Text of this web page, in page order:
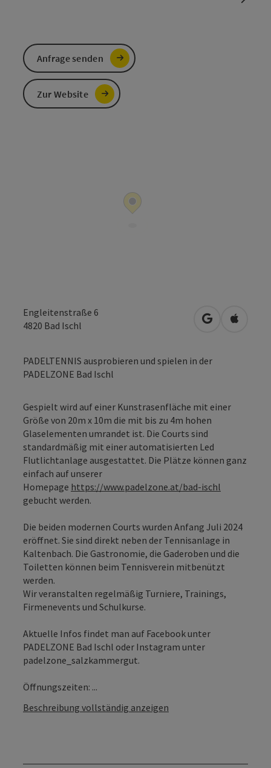
Engleitenstraße 6
4820 Bad Ischl in Google
in
PADELTENNIS ausprobieren und spielen in der
PADELZONE Bad Ischl
Gespielt wird auf einer Kunstrasenfläche mit einer
Größe von 20m x 10m die mit bis zu 4m hohen
Glaselementen umrandet ist. Die Courts sind
standardmäßig mit einer automatisierten Led
Flutlichtanlage ausgestattet. Die Plätze können ganz
einfach auf unserer
Homepage https://www.padelzone.at/bad-ischl
gebucht werden.
Die beiden modernen Courts wurden Anfang Juli 2024
eröffnet. Sie sind direkt neben der Tennisanlage in
Kaltenbach. Die Gastronomie, die Gaderoben und die
Toiletten können beim Tennisverein mitbenützt
werden.
Wir veranstalten regelmäßig Turniere, Trainings,
Firmenevents und Schulkurse.
Aktuelle Infos findet man auf Facebook unter
PADELZONE Bad Ischl oder Instagram unter
padelzone_salzkammergut.
Öffnungszeiten: ...
Beschreibung vollständig anzeigen
Anfrage senden
Zur Website